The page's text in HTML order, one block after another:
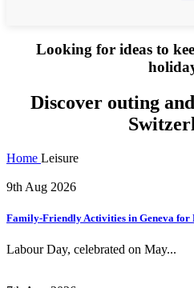
Looking for ideas to
Discover outing
Home Leisure
9th Aug 2026
Family-Friendly Activities in Geneva for
Labour Day, celebrated on May...